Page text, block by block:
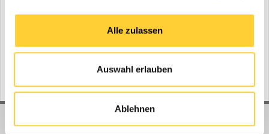
Alle zulassen
Auswahl erlauben
Ablehnen
Zur Themenübersicht
Gerade aktiv0 Mitglieder